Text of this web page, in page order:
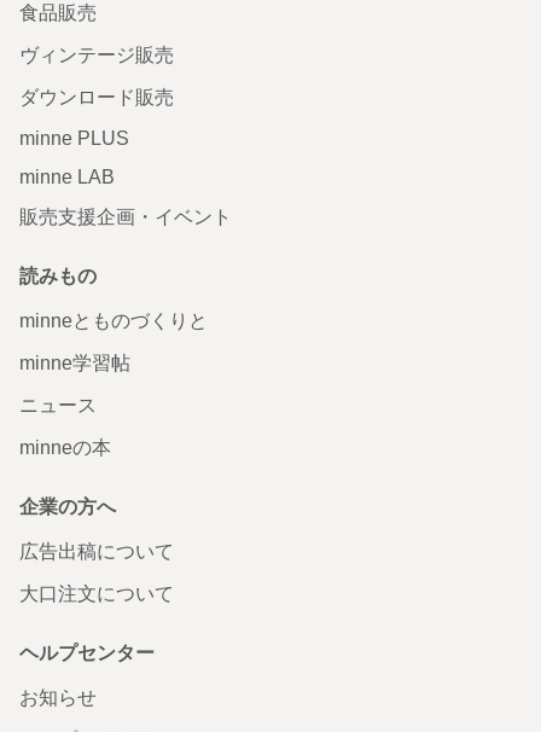
食品販売
ヴィンテージ販売
ダウンロード販売
minne PLUS
minne LAB
販売支援企画・イベント
読みもの
minneとものづくりと
minne学習帖
ニュース
minneの本
企業の方へ
広告出稿について
大口注文について
ヘルプセンター
お知らせ